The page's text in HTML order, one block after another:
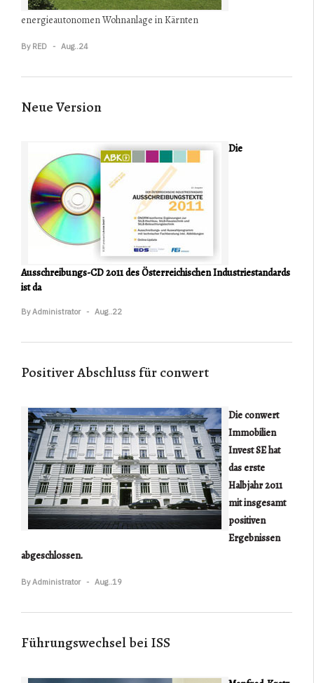
energieautonomen Wohnanlage in Kärnten
By RED Aug..24
Neue Version
Die
Ausschreibungs-CD 2011 des Österreichischen Industriestandards
ist da
ByAdministrator Aug..22
Positiver Abschluss für conwert
Die conwert
Immobilien
Invest SE hat
das erste
Halbjahr 2011
mit insgesamt
positiven
Ergebnissen
abgeschlossen.
ByAdministrator Aug..19
Führungswechsel bei ISS